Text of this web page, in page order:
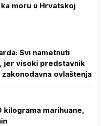
moru u Hrvatskoj
Svi nametnuti
jer visoki predstavnik
zakonodavna ovlaštenja
kilograma marihuane,